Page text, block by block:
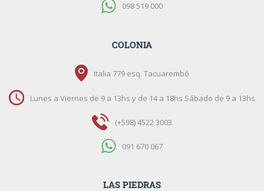
098 519 000
COLONIA
Italia 779 esq. Tacuarembó
Lunes a Viernes de 9 a 13hs y de 14 a 18hs Sábado de 9 a 13hs
(+598) 4522 3003
091 670 067
LAS PIEDRAS